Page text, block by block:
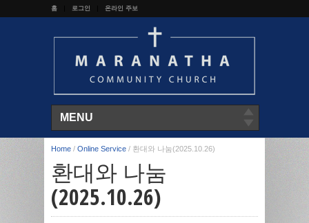
홈 로그인 온라인 주보
MENU
Home / Online Service / 환대와 나눔(2025.10.26)
환대와 나눔
(2025.10.26)